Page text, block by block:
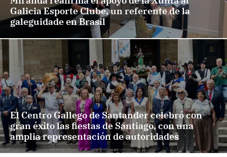
Galicia Esporte Clube, un referente de la
galeguidade en Brasil
El Centro Gallego de Santander celebró con
gran éxito las fiestas de Santiago, con una
amplia representación de autoridades